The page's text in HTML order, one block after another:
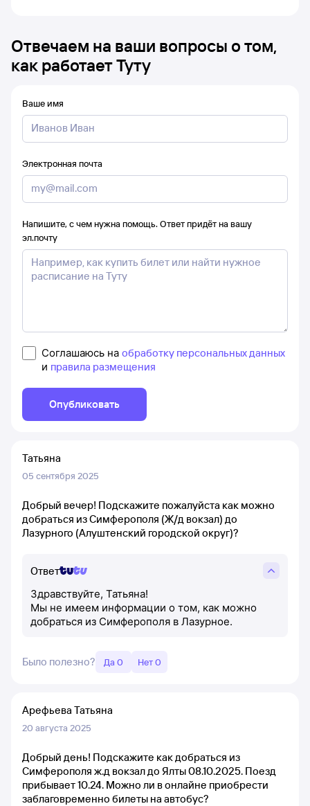
Отвечаем на ваши вопросы о том,
как работает Туту
Ваше имя
Электронная почта
Напишите, с чем нужна помощь. Ответ придёт на вашу
эл.почту
Соглашаюсь на обработку персональных данных
и правила размещения
Опубликовать
Татьяна
05 сентября 2025
Добрый вечер! Подскажите пожалуйста как можно
добраться из Симферополя (Ж/д вокзал) до
Лазурного (Алуштенский городской округ)?
Ответ
Здравствуйте, Татьяна!
Мы не имеем информации о том, как можно
добраться из Симферополя в Лазурное.
Было полезно? Да 0 Нет 0
Арефьева Татьяна
20 августа 2025
Добрый день! Подскажите как добраться из
Симферополя ж.д вокзал до Ялты 08.10.2025. Поезд
прибывает 10.24. Можно ли в онлайне приобрести
заблаговременно билеты на автобус?